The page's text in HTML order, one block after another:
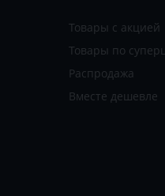
Товары с акцией
Товары по
Распродажа
Вместе дешевле